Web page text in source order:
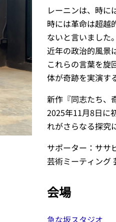
レーニンは、時に
時には革命は超越
ないと言いました
近年の政治的風景
これらの言葉を旋
体が奇跡を実演す
新作『同志たち、
2025年11月8日に
れがさらなる探究
サポーター：ササ
芸術ミーティング
会場
急な坂スタジオ